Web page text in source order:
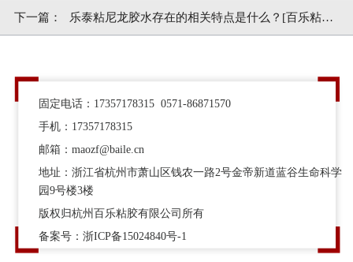
得过
下一篇： 乐泰粘尼龙胶水存在的相关特点是什么？[百乐粘胶]
固定电话：17357178315 0571-86871570
手机：17357178315
邮箱：maozf@baile.cn
地址：浙江省杭州市萧山区钱农一路2号金帝新道蓝谷生命科学
园9号楼3楼
版权归杭州百乐粘胶有限公司所有
备案号：浙ICP备15024840号-1